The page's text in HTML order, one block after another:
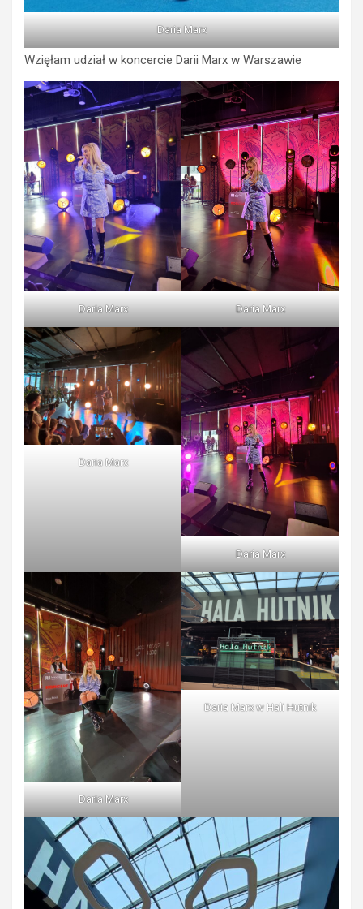
Daria Marx
Wzięłam udział w koncercie Darii Marx w Warszawie
Daria Marx Daria Marx
Daria Marx
Daria Marx
Daria Marx
Daria Marx w Hali Hutnik